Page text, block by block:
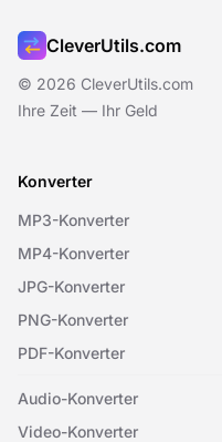
CleverUtils.com
© 2026 CleverUtils.com
Ihre Zeit — Ihr Geld
Konverter
MP3-Konverter
MP4-Konverter
JPG-Konverter
PNG-Konverter
PDF-Konverter
Audio-Konverter
Video-Konverter